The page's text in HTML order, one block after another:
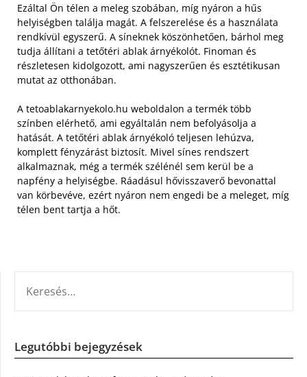
Ezáltal Ön télen a meleg szobában, míg nyáron a hűs
helyiségben találja magát. A felszerelése és a használata
rendkívül egyszerű. A síneknek köszönhetően, bárhol meg
tudja állítani a tetőtéri ablak árnyékolót. Finoman és
részletesen kidolgozott, ami nagyszerűen és esztétikusan
mutat az otthonában.
A tetoablakarnyekolo.hu weboldalon a termék több
színben elérhető, ami egyáltalán nem befolyásolja a
hatását. A tetőtéri ablak árnyékoló teljesen lehúzva,
komplett fényzárást biztosít. Mivel sínes rendszert
alkalmaznak, még a termék szélénél sem kerül be a
napfény a helyiségbe. Ráadásul hővisszaverő bevonattal
van körbevéve, ezért nyáron nem engedi be a meleget, míg
télen bent tartja a hőt.
Legutóbbi bejegyzések